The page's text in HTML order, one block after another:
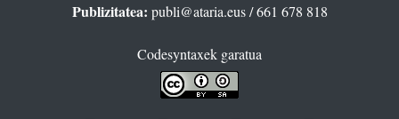
Publizitatea: publi@ataria.eus/ 661 678 818
Codesyntaxek garatua